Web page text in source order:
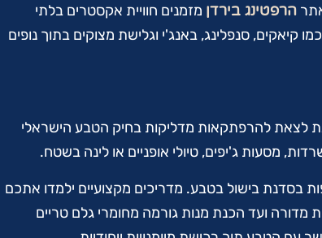
הרפטינג בירדן מזמנים חוויית אקסטרים בלתי
סנפלינג, באנג'י וגלישת מצוקים בתוך נופים
לצאת להרפתקאות מדליקות בחיק הטבע הישראלי
מסעות ג'יפים, טיולי אופניים או לינה בשטח.
בסדנת בישול בטבע. מדריכים מקצועיים ילמדו אתכם
ועד הכנת מנות גורמה מחומרי גלם טריים